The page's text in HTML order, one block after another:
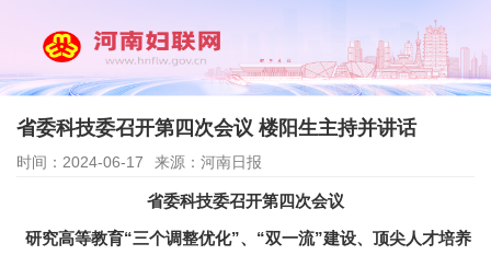
省委科技委召开第四次会议 楼阳生主持并讲话
时间：2024-06-17 来源：河南日报
省委科技委召开第四次会议
研究高等教育“三个调整优化”、“双一流”建设、顶尖人才培养